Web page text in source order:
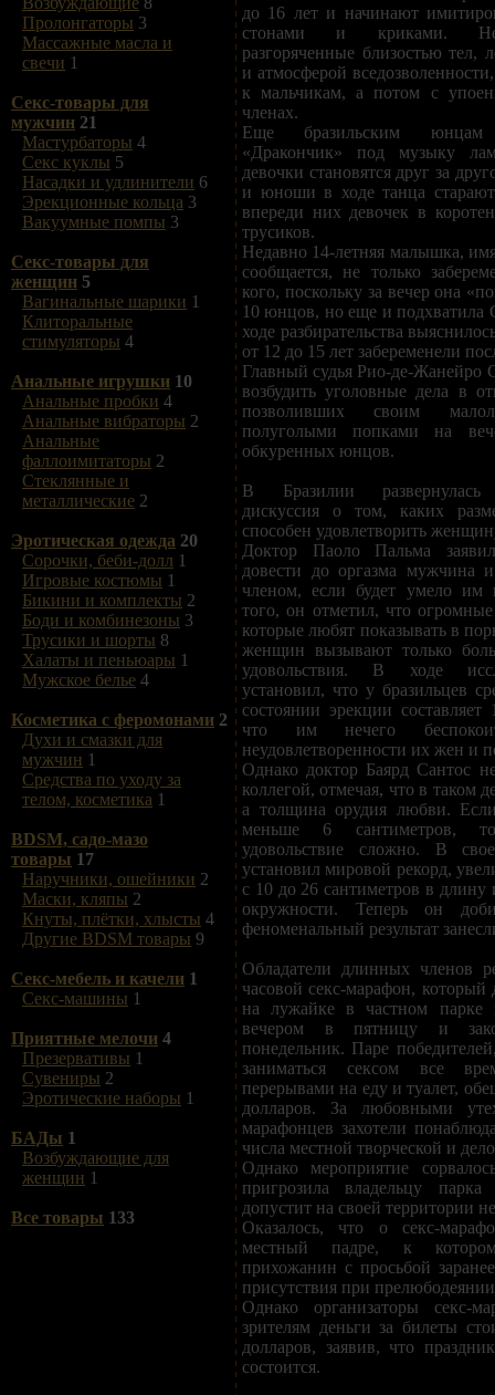
Пролонгаторы 3
Массажные масла и
свечи 1
Секс-товары для
мужчин 21
Мастурбаторы 4
Секс куклы 5
Насадки и удлинители 6
Эрекционные кольца 3
Вакуумные помпы 3
Секс-товары для
женщин 5
Вагинальные шарики 1
Клиторальные
стимуляторы 4
Анальные игрушки 10
Анальные пробки 4
Анальные вибраторы 2
Анальные
фаллоимитаторы 2
Стеклянные и
металлические 2
Эротическая одежда 20
Сорочки, беби-долл 1
Игровые костюмы 1
Бикини и комплекты 2
Боди и комбинезоны 3
Трусики и шорты 8
Халаты и пеньюары 1
Мужское белье 4
Косметика с феромонами 2
Духи и смазки для
мужчин 1
Средства по уходу за
телом, косметика 1
BDSM, садо-мазо
товары 17
Наручники, ошейники 2
Маски, кляпы 2
Кнуты, плётки, хлысты 4
Другие BDSM товары 9
Секс-мебель и качели 1
Секс-машины 1
Приятные мелочи 4
Презервативы 1
Сувениры 2
Эротические наборы 1
БАДы 1
Возбуждающие для
женщин 1
Все товары 133
до 16 лет и начинают
стонами и криками.
разгоряченные близостью тел,
и атмосферой
к мальчикам, а потом с
членах.
Еще бразильским юнцам
«Дракончик» под музыку
девочки становятся друг за
и юноши в ходе танца
впереди них девочек в
трусиков.
Недавно 14-летняя малышка,
сообщается, не только
кого, поскольку за вечер она
10 юнцов, но еще и
ходе разбирательства
от 12 до 15 лет забеременели
Главный судья Рио-де-Жанейро
возбудить уголовные дела в
позволивших своим
полуголыми попками на
обкуренных юнцов.
В Бразилии развернулась
дискуссия о том, каких
способен удовлетворить
Доктор Паоло Пальма
довести до оргазма мужчина
членом, если будет умело им
того, он отметил, что
которые любят показывать в
женщин вызывают только
удовольствия. В ходе
установил, что у бразильцев
состоянии эрекции составляет
что им нечего
неудовлетворенности их жен и
Однако доктор Баярд Сантос
коллегой, отмечая, что в таком
а толщина орудия любви.
меньше 6 сантиметров,
удовольствие сложно. В
установил мировой рекорд,
с 10 до 26 сантиметров в длину
окружности. Теперь он
феноменальный результат
Обладатели длинных членов
часовой секс-марафон, который
на лужайке в частном парке
вечером в пятницу и
понедельник. Паре
заниматься сексом все
перерывами на еду и туалет,
долларов. За любовными
марафонцев захотели
числа местной творческой и
Однако мероприятие
пригрозила владельцу
допустит на своей территории
Оказалось, что о секс-
местный падре, к
прихожанин с просьбой
присутствия при
Однако организаторы секс-
зрителям деньги за билеты
долларов, заявив, что
состоится.